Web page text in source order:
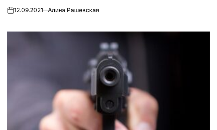
on12.09.2021 Алина Рашевская